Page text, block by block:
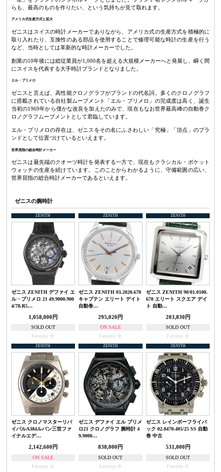
らも、最高のものを作りたい、という気持ちが見て取れます。
アメリカ式生産方式と拡大
ゼニスはスイスの時計メーカーでありながら、アメリカ式の生産方式を積極的に
取り入れたり、互換性のある部品を使用することで修理可能な時計の生産を行う
など、当時としては革新的な時計メーカーでした。
創業の10年後には総従業員が1,000名を超える大規模メーカーへと発展し、瞬く間
にスイスを代表する大手時計ブランドとなりました。
エル・プリメロ
ゼニスと言えば、高性能クロノグラフがブランドの代名詞。多くのクロノグラフ
に搭載されている自社製ムーブメント「エル・プリメロ」の完成度は高く、誕生
当初の1969年から僅かな改良を加えたのみで、現在もなお世界最高峰の自動巻ク
ロノグラフムーブメントとして君臨しています。
エル・プリメロの存在は、ゼニスをその名にふさわしい「究極」「頂点」のブラ
ンドとして位置づけているといえます。
世界屈指の総合時計メーカー
ゼニスは最先端のクオーツ時計を発表する一方で、現在もクラシカル・ポケット
ウォッチの生産を続けています。このことからわかるように、守備範囲の広い、
世界屈指の総合時計メーカーであるといえます。
ゼニスの腕時計
ZENITH
ゼニス ZENITH デファイ エ
ル・プリメロ 21 49.9000.900
4/78.R5…
1,058,000円
SOLD OUT
Favorite
ZENITH
ゼニス ZENITH 03.2020.670
キャプテン エリート デイト
自動巻…
295,020円
ON SALE
Favorite
ZENITH
ゼニス ZENITH 90/01.0100.
670 エリート スクエア デイ
ト 自動…
203,830円
SOLD OUT
Favorite
ZENITH
ゼニス クロノマスターリバ
イバルA384ルパン三世ファ
イナルエデ…
2,142,600円
ON SALE
Favorite
ZENITH
ゼニス デファイ エル プリメ
ロ21 クロノグラフ 腕時計 4
9.9000…
838,000円
SOLD OUT
Favorite
ZENITH
ゼニス レインボーフライバ
ック 02.0470.405/25 SS 自動
巻 中古
531,000円
SOLD OUT
Favorite